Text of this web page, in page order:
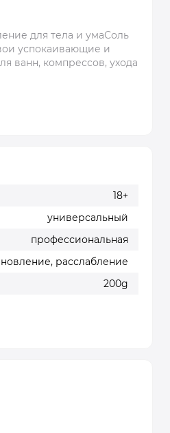
для тела и умаСоль
успокаивающие и
ванн, компрессов, ухода
18+
универсальный
профессиональная
расслабление
200g